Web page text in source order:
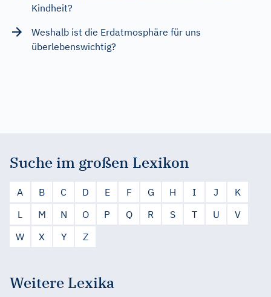
Kindheit?
Weshalb ist die Erdatmosphäre für uns
überlebenswichtig?
Suche im großen Lexikon
A B C D E F G H I J
K
L
M N O P Q R S T U
V
W
X Y Z
Weitere Lexika